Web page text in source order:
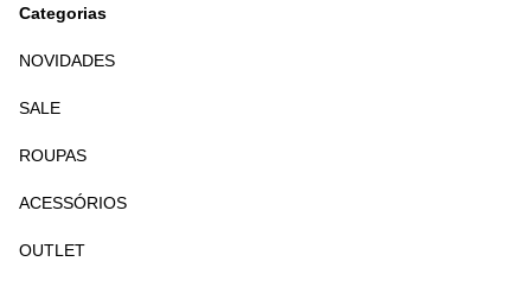
Categorias
NOVIDADES
SALE
ROUPAS
ACESSÓRIOS
OUTLET